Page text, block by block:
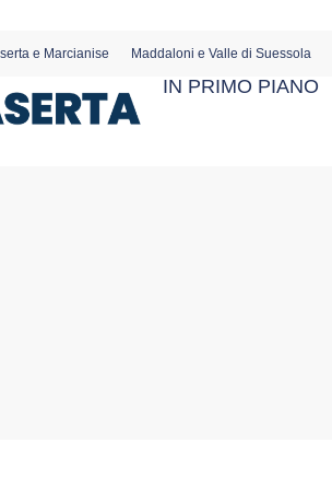
e Marcianise Maddaloni e Valle di Suessola
IN PRIMO PIANO